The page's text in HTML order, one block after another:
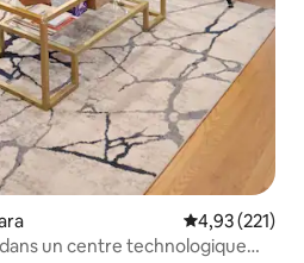
Évaluation
4,93 (221)
un centre technologique